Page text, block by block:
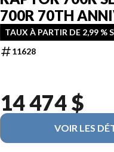
700R 70TH
TAUX À PARTIR DE 2,99 %
11628
14 474 $
VOIR LES